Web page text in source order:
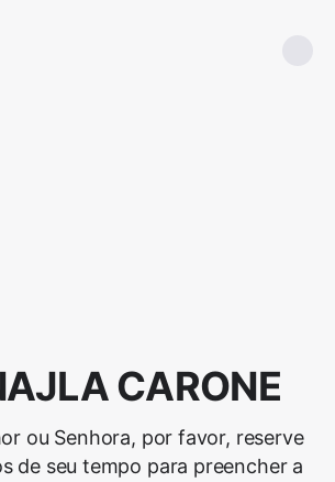
CARONE
ou Senhora, por favor, reserve
de seu tempo para preencher a